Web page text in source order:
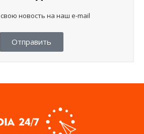
новость на наш e-mail
Отправить